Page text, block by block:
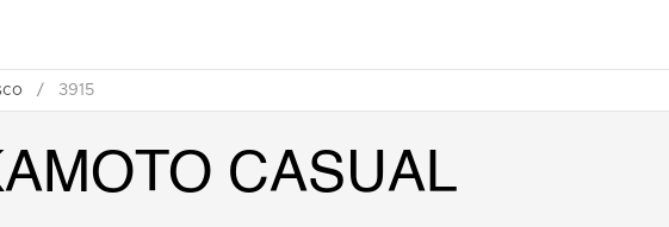
/ 3915
CASUAL